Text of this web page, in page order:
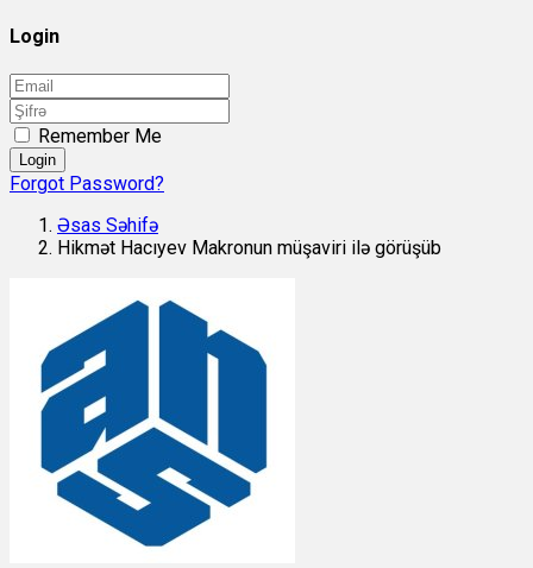
Login
Remember Me
Login
Forgot Password?
Əsas Səhifə
Hikmət Hacıyev Makronun müşaviri ilə görüşüb